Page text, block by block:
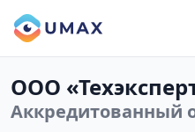
ООО
Аккредитованный